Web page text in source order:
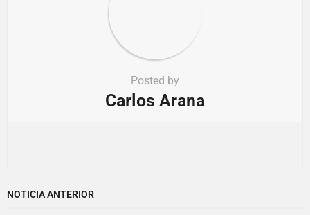
Posted by
Carlos Arana
NOTICIA ANTERIOR